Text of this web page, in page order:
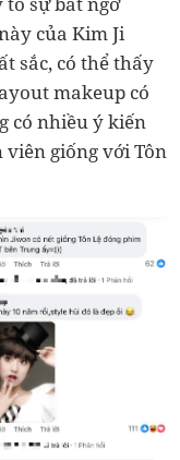
của Kim Ji
sắc, có thể thấy
makeup có
có nhiều ý kiến
giống với Tôn